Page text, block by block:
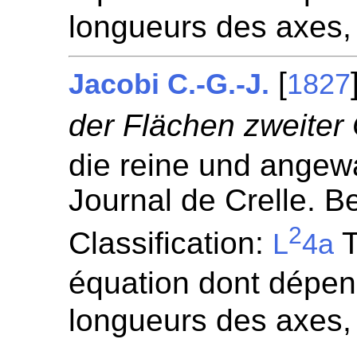
longueurs des
Jacobi C.-G.-J. [1827
der Flächen zweiter
die reine und
Journal de Crelle.
Classification: L24a
équation dont
longueurs des